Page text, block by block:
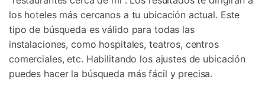
los hoteles más cercanos a tu ubicación actual. Este
tipo de búsqueda es válido para todas las
instalaciones, como hospitales, teatros, centros
comerciales, etc. Habilitando los ajustes de ubicación
puedes hacer la búsqueda más fácil y precisa.